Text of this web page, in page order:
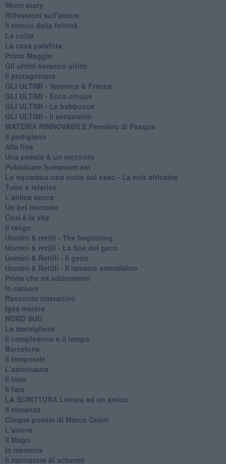
Short story
Riflessioni sull'amore
Il tronco della felicità
La colza
La casa palafitta
Primo Maggio
Gli ultimi saranno ultimi
Il protagonista
GLI ULTIMI - Veronica & Franca
GLI ULTIMI - Ecco cinque
GLI ULTIMI - Le babbucce
GLI ULTIMI - Il senzatetto
MATERIA RINNOVABILE Pensiero di Pasqua
Il partigiano
Alla fine
Una poesia & un racconto
Pubblicare humanum est
Lo squaraus:una notte sul vaso - La nuit africaine
Tutto è relativo
L'anima secca
Un bel mortorio
Cosi è la vita
Il tango
​Uomini & rettili - The beginning
​Uomini & rettili - La fine del geco
Uomini & Rettili - Il geco
Uomini & Rettili - Il ramarro smeraldino
Prima che mi addormenti
In carcere
Racconto interattivo
Igea marina
​NORD SUD
La marsigliese
Il compleanno e il tempo
Barcelona
Il temporale
L'astronauta
Il frate
Il faro
​LA SCRITTURA Lettera ad un amico
Il romanzo
Cinque poesie di Marco Celati
L'airone
Il Mago
In memoria
Il montatore di schermi